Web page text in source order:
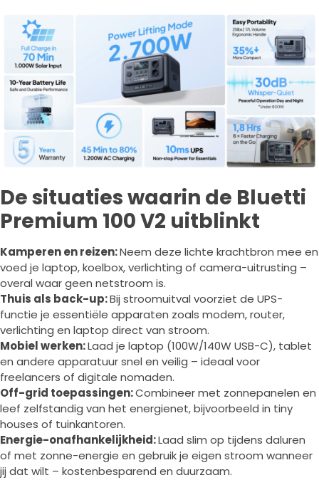
De situaties waarin de Bluetti
Premium 100 V2 uitblinkt
Kamperen en reizen:Neem deze lichte krachtbron mee en
voed je laptop, koelbox, verlichting of camera-uitrusting –
overal waar geen netstroom is.
Thuis als back-up:Bij stroomuitval voorziet de UPS-
functie je essentiële apparaten zoals modem, router,
verlichting en laptop direct van stroom.
Mobiel werken:Laad je laptop (100W/140W USB-C), tablet
en andere apparatuur snel en veilig – ideaal voor
freelancers of digitale nomaden.
Off-grid toepassingen:Combineer met zonnepanelen en
leef zelfstandig van het energienet, bijvoorbeeld in tiny
houses of tuinkantoren.
Energie-onafhankelijkheid:Laad slim op tijdens daluren
of met zonne-energie en gebruik je eigen stroom wanneer
jij dat wilt – kostenbesparend en duurzaam.